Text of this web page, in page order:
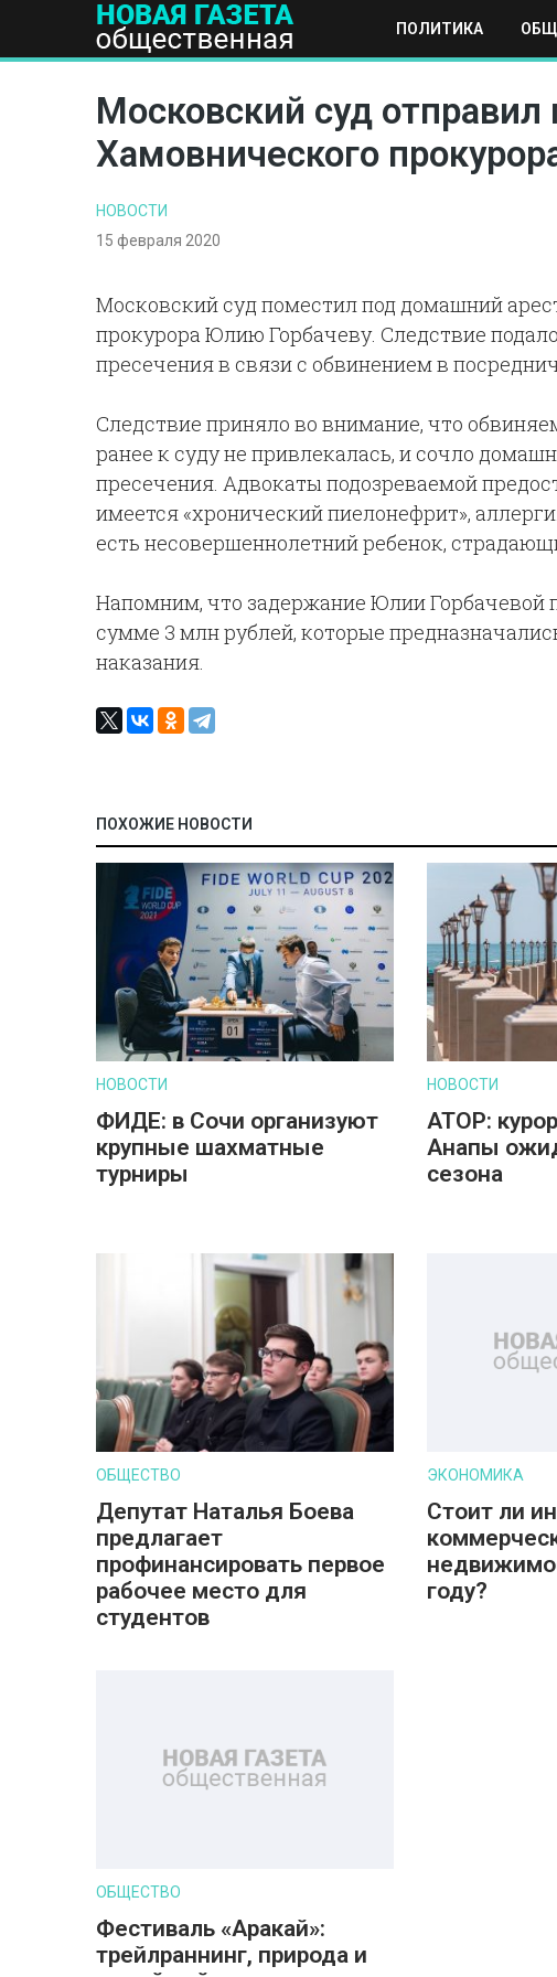
ПОЛИТИКА
ПОЛИТИКА ОБЩЕСТВО ЭКОНОМИКА НАУКА И ТЕХНИКА
Московский суд
Хамовнического
НОВОСТИ
15 февраля 2020
Московский суд поместил под домашний
прокурора Юлию Горбачеву. Следствие
пресечения в связи с обвинением в
Следствие приняло во внимание, что
ранее к суду не привлекалась, и сочло
пресечения. Адвокаты подозреваемой
имеется «хронический пиелонефрит»,
есть несовершеннолетний ребенок,
Напомним, что задержание Юлии Горбачевой
сумме 3 млн рублей, которые
наказания.
ПОХОЖИЕ НОВОСТИ
НОВОСТИ
ФИДЕ: в Сочи организуют
крупные шахматные
турниры
НОВОСТИ
АТОР:
Анапы
сезона
ОБЩЕСТВО
Депутат Наталья Боева
предлагает
профинансировать первое
рабочее место для
студентов
ЭКОНОМИКА
Стоит ли
году?
ОБЩЕСТВО
Фестиваль «Аракай»:
трейлраннинг, природа и